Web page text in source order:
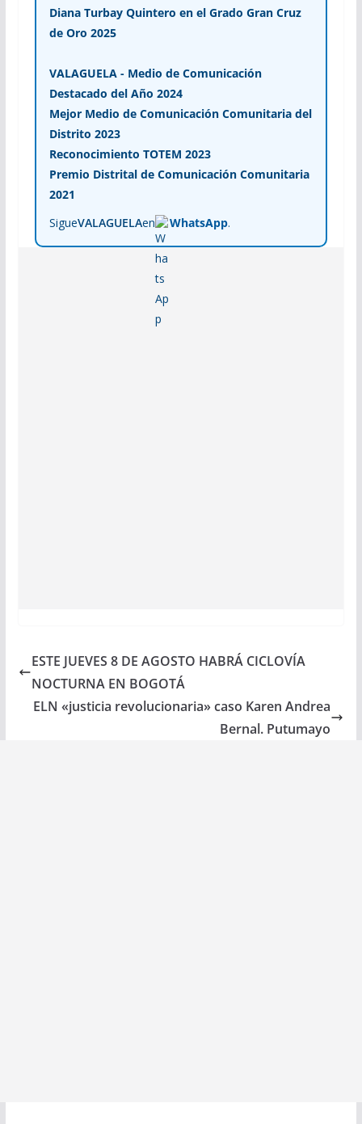
Diana Turbay Quintero en el Grado Gran Cruz
de Oro 2025
VALAGUELA - Medio de Comunicación
Destacado del Año 2024
Mejor Medio de Comunicación Comunitaria del
Distrito 2023
Reconocimiento TOTEM 2023
Premio Distrital de Comunicación Comunitaria
2021
SigueVALAGUELAen WhatsApp.
ESTE JUEVES 8 DE AGOSTO HABRÁ CICLOVÍA
NOCTURNA EN BOGOTÁ
ELN «justicia revolucionaria» caso Karen Andrea
Bernal. Putumayo